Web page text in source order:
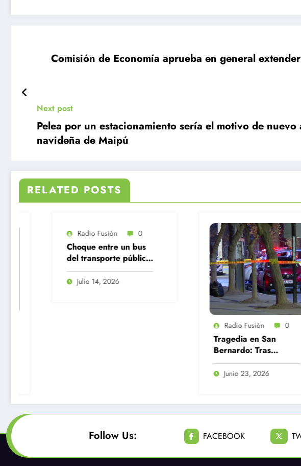
Comisión de Economía aprueba en general
Next post
Pelea por un estacionamiento sería el motivo de nuevo
navideña de Maipú
RELATED POSTS
0
Choque entre un bus
del transporte público
y una camioneta en
Santiago Centro
0
Tragedia en San
encerrona niño de 12
años muere al quedar
Follow Us: FACEBOOK